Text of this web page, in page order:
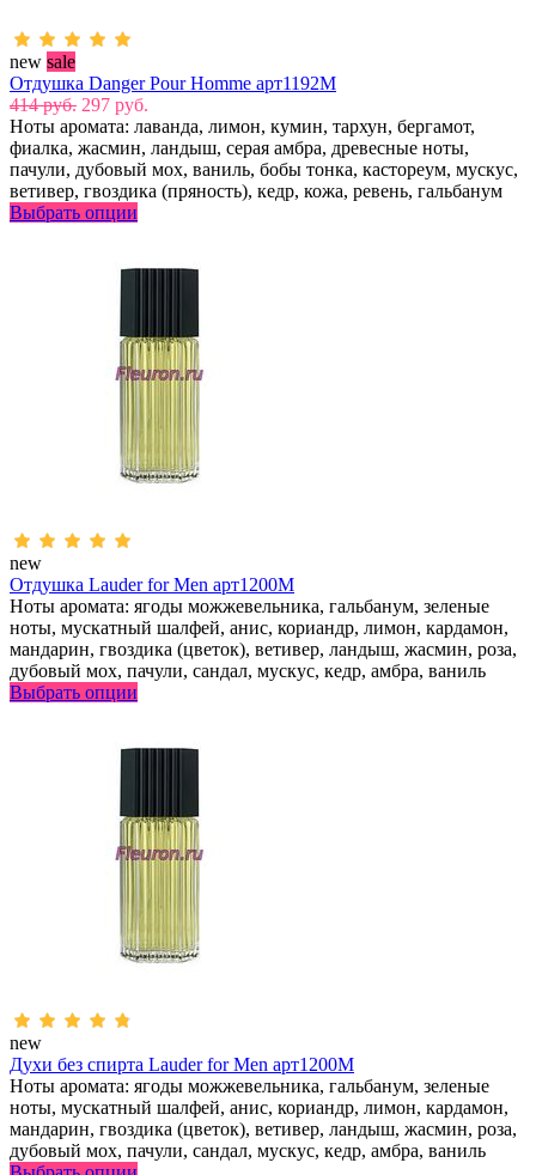
new sale
Отдушка Danger Pour Homme арт1192M
414 руб. 297 руб.
Ноты аромата: лаванда, лимон, кумин, тархун, бергамот,
фиалка, жасмин, ландыш, серая амбра, древесные ноты,
пачули, дубовый мох, ваниль, бобы тонка, кастореум, мускус,
ветивер, гвоздика (пряность), кедр, кожа, ревень, гальбанум
Выбрать опции
new
Отдушка Lauder for Men арт1200M
Ноты аромата: ягоды можжевельника, гальбанум, зеленые
ноты, мускатный шалфей, анис, кориандр, лимон, кардамон,
мандарин, гвоздика (цветок), ветивер, ландыш, жасмин, роза,
дубовый мох, пачули, сандал, мускус, кедр, амбра, ваниль
Выбрать опции
new
Духи без спирта Lauder for Men арт1200M
Ноты аромата: ягоды можжевельника, гальбанум, зеленые
ноты, мускатный шалфей, анис, кориандр, лимон, кардамон,
мандарин, гвоздика (цветок), ветивер, ландыш, жасмин, роза,
дубовый мох, пачули, сандал, мускус, кедр, амбра, ваниль